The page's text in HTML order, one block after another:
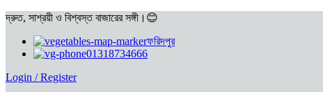
দ্রুত, সাশ্রয়ী ও বিশ্বস্ত বাজারের সঙ্গী।😊
ফরিদপুর
01318734666
Login / Register